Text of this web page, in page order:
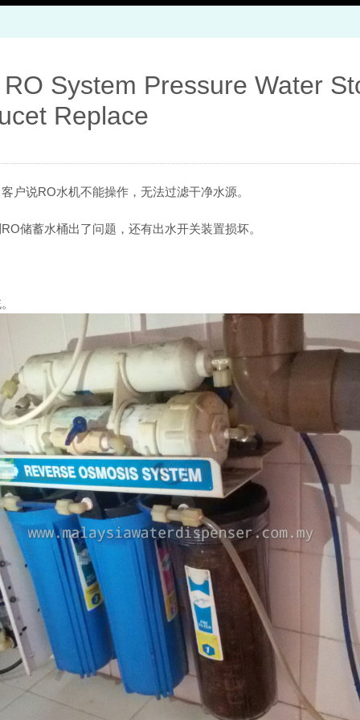
System Pressure Water
Replace
户说RO水机不能操作，无法过滤干净水源。
储蓄水桶出了问题，还有出水开关装置损坏。